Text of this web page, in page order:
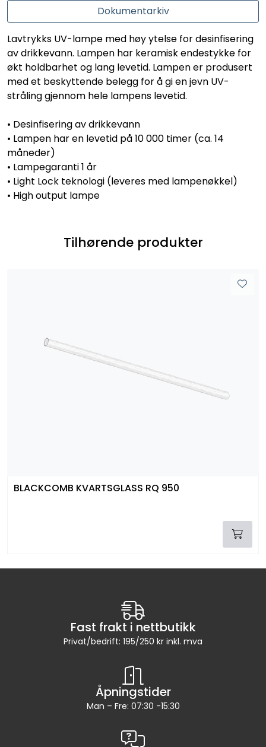
Dokumentarkiv
Lavtrykks UV-lampe med høy ytelse for desinfisering
av drikkevann. Lampen har keramisk endestykke for
økt holdbarhet og lang levetid. Lampen er produsert
med et beskyttende belegg for å gi en jevn UV-
stråling gjennom hele lampens levetid.
• Desinfisering av drikkevann
• Lampen har en levetid på 10 000 timer (ca. 14
måneder)
• Lampegaranti 1 år
• Light Lock teknologi (leveres med lampenøkkel)
• High output lampe
Tilhørende produkter
BLACKCOMB KVARTSGLASS RQ 950
Fast frakt i nettbutikk
Privat/bedrift: 195/250 kr inkl. mva
Åpningstider
Man – Fre: 07:30 -15:30
Aktuelt
Om oss